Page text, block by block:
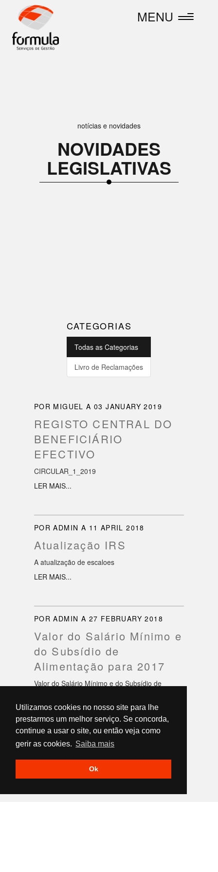
Utilizamos cookies no nosso site para lhe
prestarmos um melhor serviço. Se concorda,
continue a usar o site, ou então veja como
gerir as cookies. Saiba mais
Ok
MENU
Toggle
notícias e novidades
NOVIDADES
LEGISLATIVAS
POR MIGUEL A 03 JANUARY 2019
REGISTO CENTRAL DO
BENEFICIÁRIO
EFECTIVO
CIRCULAR_1_2019
LER MAIS...
POR ADMIN A 11 APRIL 2018
Atualização IRS
A atualização de escaloes
LER MAIS...
POR ADMIN A 27 FEBRUARY 2018
Valor do Salário Mínimo e
do Subsídio de
Alimentação para 2017
Valor do Salário Mínimo e do Subsídio de
LER MAIS...
CATEGORIAS
Todas as Categorias
Livro de Reclamações
1